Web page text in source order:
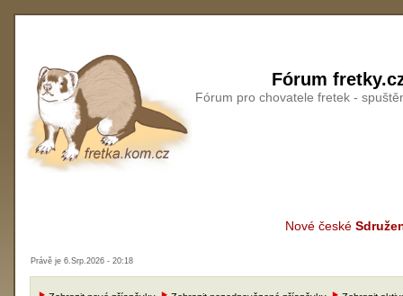
Fórum
Fórum pro chovatele fretek -
Nové české
Právě je 6.Srp.2026 - 20:18